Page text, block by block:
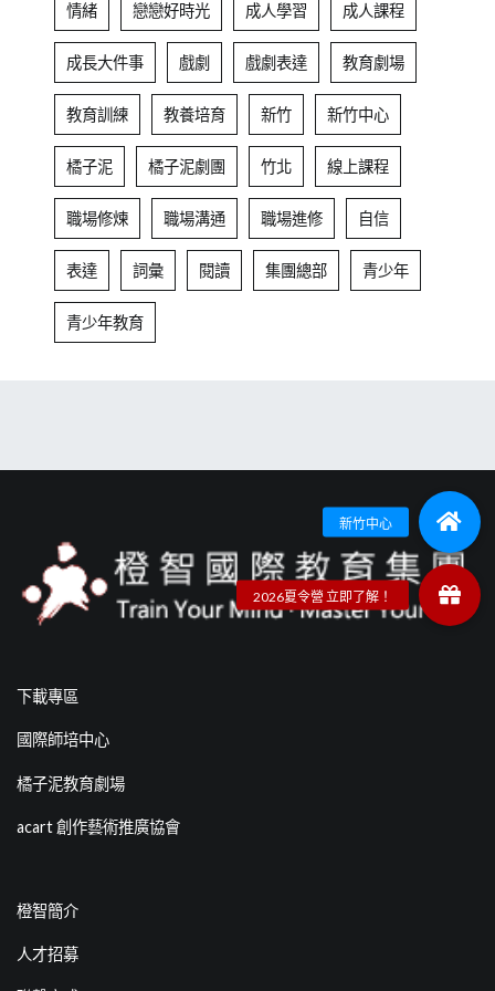
情緒 戀戀好時光 成人學習 成人課程
成長大件事 戲劇 戲劇表達 教育劇場
教育訓練 教養培育 新竹 新竹中心
橘子泥 橘子泥劇團 竹北 線上課程
職場修煉 職場溝通 職場進修 自信
表達 詞彙 閱讀 集團總部 青少年
青少年教育
下載專區
國際師培中心
橘子泥教育劇場
acart 創作藝術推廣協會
橙智簡介
人才招募